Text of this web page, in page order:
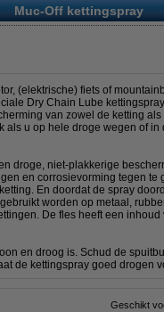
Muc-Off kettingspray
(elektrische) fiets of
Dry Chain Lube
van zowel de ketting
als u op hele droge wegen of
droge, niet-plakkerige
en corrosievorming tegen
En doordat de spray
worden op metaal,
De fles heeft een inhoud
en droog is. Schud de
de kettingspray goed drogen
Geschikt